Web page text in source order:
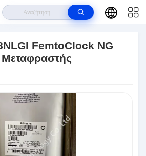
Μεταφραστής Συχνοτήτων
FemtoClock NG
Μεταφραστής